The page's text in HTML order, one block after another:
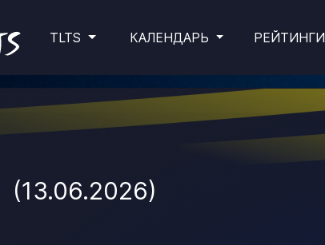
TLTS КАЛЕНДАРЬ РЕЙТИНГИ
(13.06.2026)